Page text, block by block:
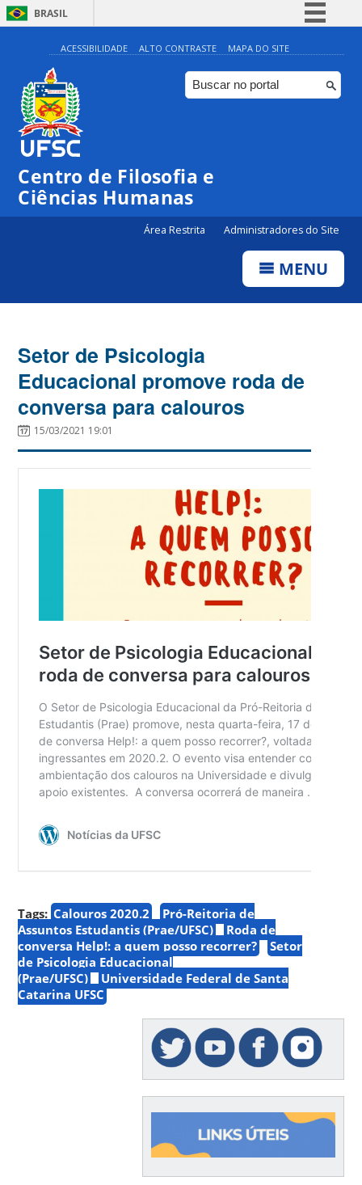
BRASIL
Simplifique!
Comunica BR
Participe
ACESSIBILIDADE ALTO CONTRASTE MAPA DO SITE
Centro de Filosofia e
Ciências Humanas
Área Restrita Administradores do Site
MENU
Setor de Psicologia
Educacional promove roda de
conversa para calouros
15/03/2021 19:01
Tags: Calouros 2020.2
Pró-Reitoria de
Assuntos Estudantis (Prae/UFSC)
Roda de
conversa Help!: a quem posso recorrer?
Setor
de Psicologia Educacional
(Prae/UFSC)
Universidade Federal de Santa
Catarina UFSC